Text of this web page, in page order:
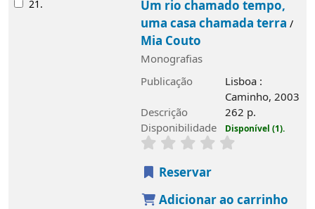
21.
Um rio chamado tempo,
uma casa chamada terra /
Mia Couto
Monografias
Publicação
Lisboa :
Caminho, 2003
Descrição
262 p.
Disponibilidade
Disponível (1).
Reservar
Adicionar ao carrinho